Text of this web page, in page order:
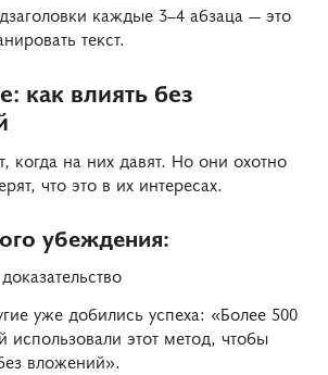
каждые 3–4 абзаца — это
текст.
как влиять без
когда на них давят. Но они охотно
что это в их интересах.
убеждения:
уже добились успеха: «Более 500
использовали этот метод, чтобы
вложений».